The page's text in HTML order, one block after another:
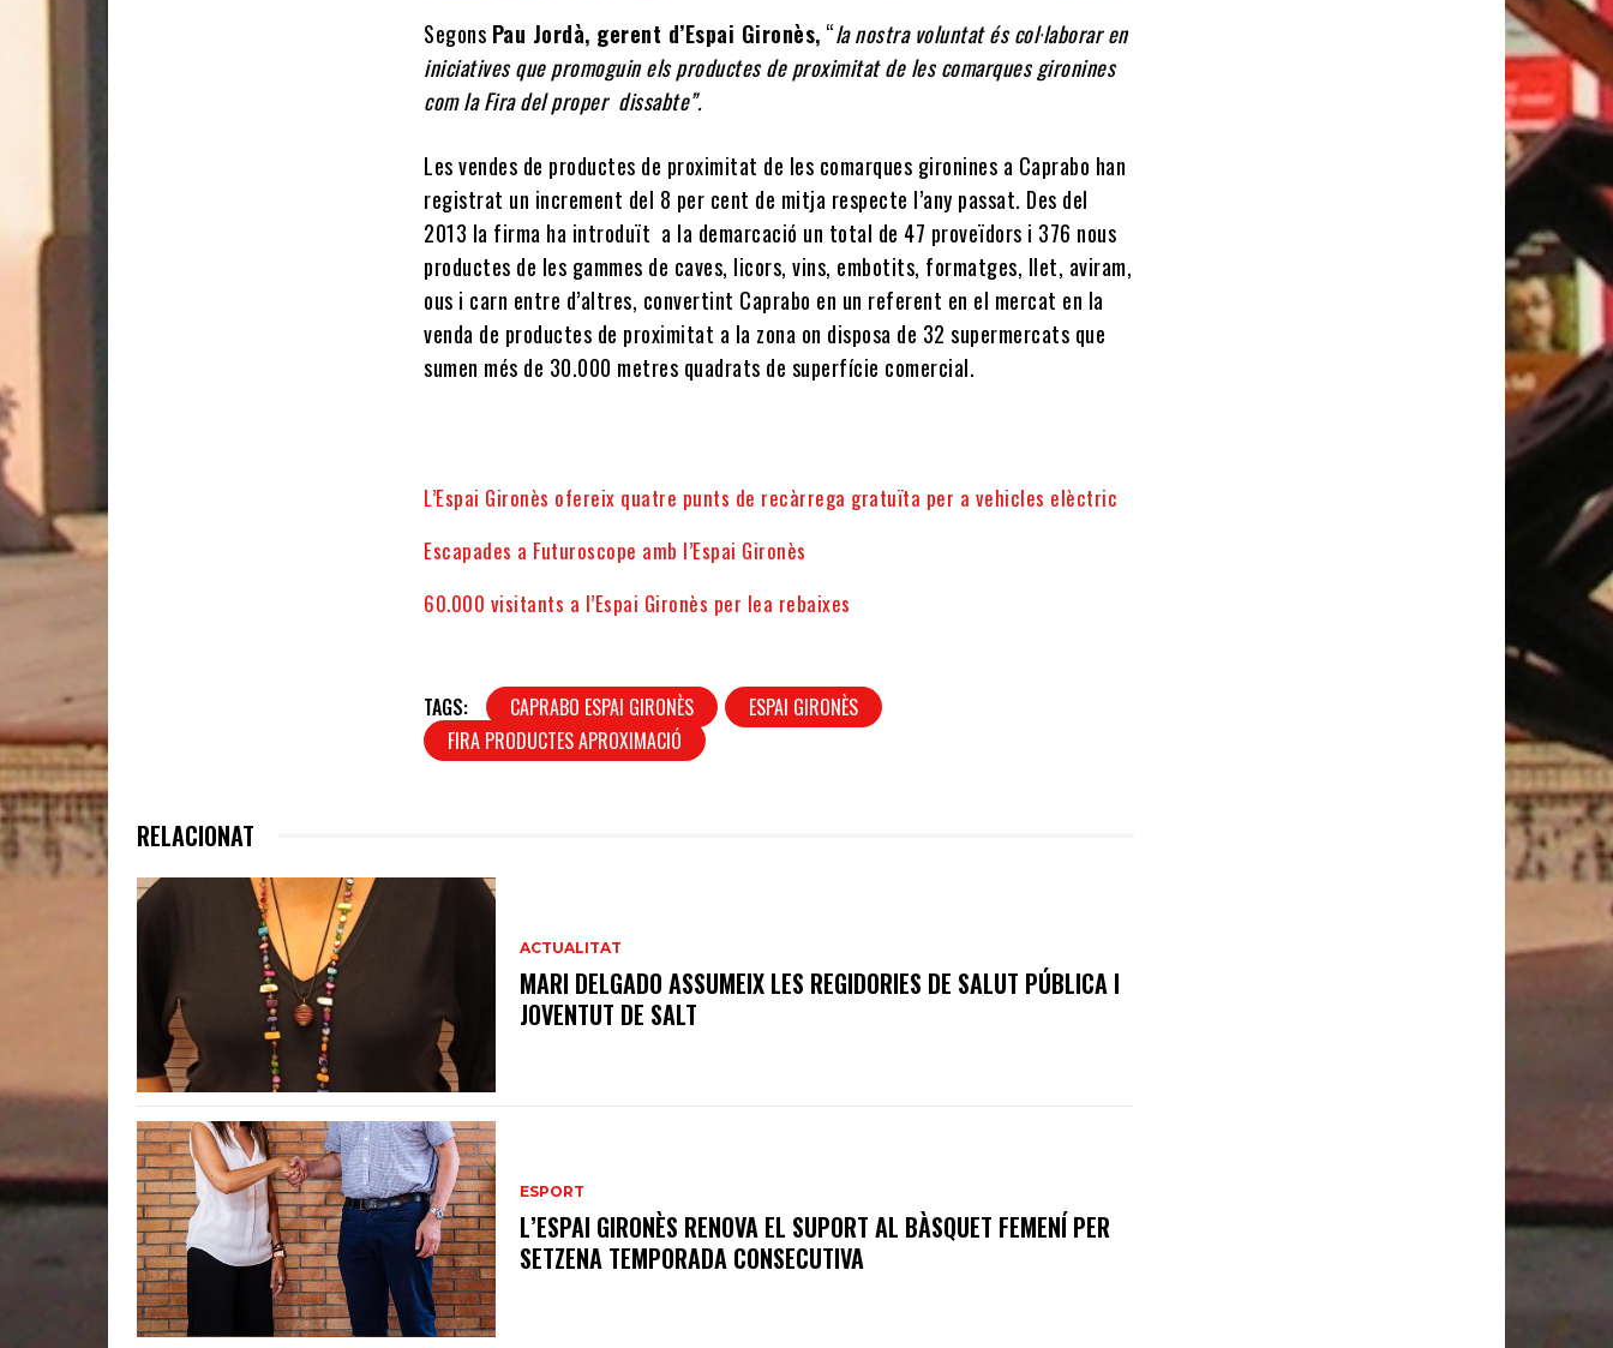
Segons Pau Jordà, gerent d’Espai Gironès, “la nostra voluntat és col·laborar en
iniciatives que promoguin els productes de proximitat de les comarques gironines
com la Fira del proper dissabte”.
Les vendes de productes de proximitat de les comarques gironines a Caprabo han
registrat un increment del 8 per cent de mitja respecte l’any passat. Des del
2013 la firma ha introduït a la demarcació un total de 47 proveïdors i 376 nous
productes de les gammes de caves, licors, vins, embotits, formatges, llet, aviram,
ous i carn entre d’altres, convertint Caprabo en un referent en el mercat en la
venda de productes de proximitat a la zona on disposa de 32 supermercats que
sumen més de 30.000 metres quadrats de superfície comercial.
L’Espai Gironès ofereix quatre punts de recàrrega gratuïta per a vehicles elèctric
Escapades a Futuroscope amb l’Espai Gironès
60.000 visitants a l’Espai Gironès per lea rebaixes
TAGS: CAPRABO ESPAI GIRONÈS
ESPAI GIRONÈS
FIRA PRODUCTES APROXIMACIÓ
RELACIONAT
ACTUALITAT
MARI DELGADO ASSUMEIX LES REGIDORIES DE SALUT PÚBLICA I
JOVENTUT DE SALT
ESPORT
L’ESPAI GIRONÈS RENOVA EL SUPORT AL BÀSQUET FEMENÍ PER
SETZENA TEMPORADA CONSECUTIVA